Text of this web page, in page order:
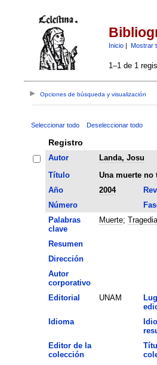
Inicio| Mostrar
1–1 de 1
Opciones de búsqueda y visualización
Seleccionar todo Deseleccionar todo
Registro
Autor
Landa, Josu
Título
Una muerte no
Año
2004
Número
Palabras
clave
Muerte; Tragedia
Resumen
Dirección
Autor
corporativo
Editorial UNAM
Idioma
Editor de la
colección